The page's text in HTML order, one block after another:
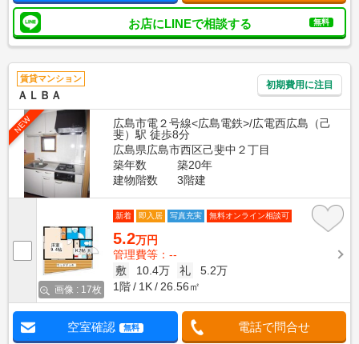
お店にLINEで相談する 無料
賃貸マンション
ＡＬＢＡ
初期費用に注目
NEW
広島市電２号線<広島電鉄>/広電西広島（己
斐）駅 徒歩8分
広島県広島市西区己斐中２丁目
築年数
築20年
建物階数
3階建
画像 : 17枚
新着 即入居 写真充実 無料オンライン相談可
5.2万円
管理費等：--
敷
10.4万 礼
5.2万
1階
1K 26.56㎡
空室確認 無料 電話で問合せ